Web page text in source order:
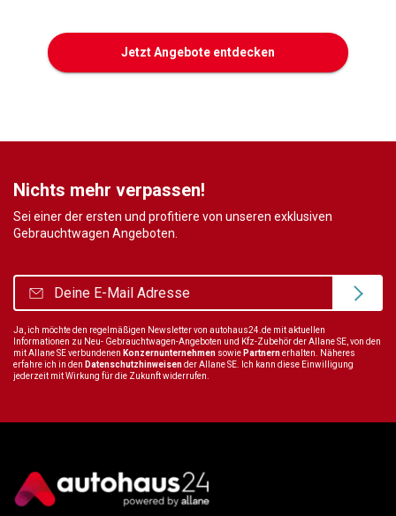
Jetzt Angebote entdecken
Nichts mehr verpassen!
Sei einer der ersten und profitiere von unseren exklusiven
Gebrauchtwagen Angeboten.
Ja, ich möchte den regelmäßigen Newsletter von autohaus24.de mit aktuellen
Informationen zu Neu- Gebrauchtwagen-Angeboten und Kfz-Zubehör der Allane SE, von den
mit Allane SE verbundenen Konzernunternehmen sowie Partnernerhalten. Näheres
erfahre ich in den Datenschutzhinweisender Allane SE. Ich kann diese Einwilligung
jederzeit mit Wirkung für die Zukunft widerrufen.